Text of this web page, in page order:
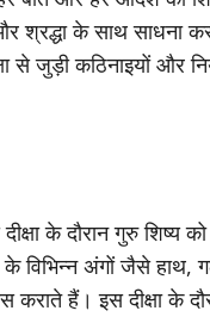
श्रद्धा के साथ साधना
से जुड़ी कठिनाइयों और
के दौरान गुरु शिष्य
विभिन्न अंगों जैसे हाथ,
कराते हैं। इस दीक्षा के